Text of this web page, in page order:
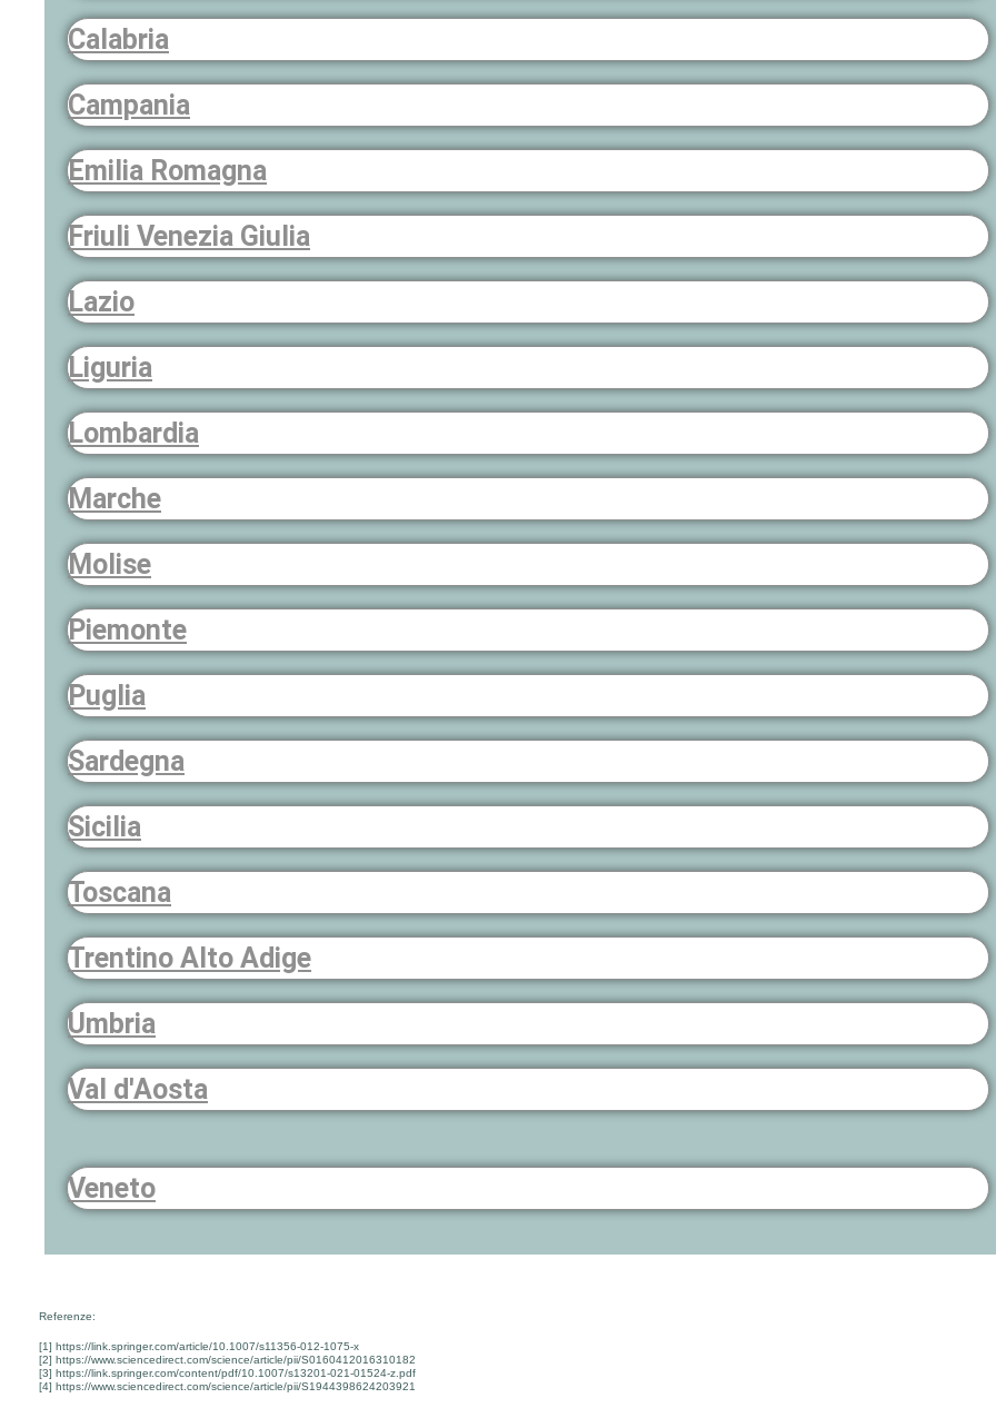
Calabria
Campania
Emilia Romagna
Friuli Venezia Giulia
Lazio
Liguria
Lombardia
Marche
Molise
Piemonte
Puglia
Sardegna
Sicilia
Toscana
Trentino Alto Adige
Umbria
Val d'Aosta
Veneto
Referenze:
[1] https://link.springer.com/article/10.1007/s11356-012-1075-x
[2] https://www.sciencedirect.com/science/article/pii/S0160412016310182
[3] https://link.springer.com/content/pdf/10.1007/s13201-021-01524-z.pdf
[4] https://www.sciencedirect.com/science/article/pii/S1944398624203921